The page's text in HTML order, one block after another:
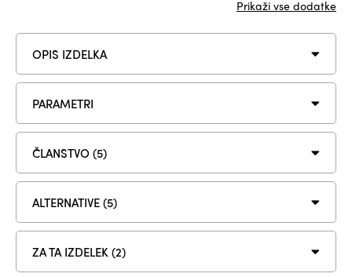
Prikaži vse dodatke
OPIS IZDELKA
PARAMETRI
ČLANSTVO (5)
ALTERNATIVE (5)
ZA TA IZDELEK (2)